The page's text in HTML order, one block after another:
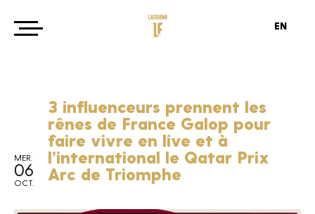
EN
MER.
06
OCT.
3 influenceurs prennent les
rênes de France Galop pour
faire vivre en live et à
l’international le Qatar Prix
Arc de Triomphe